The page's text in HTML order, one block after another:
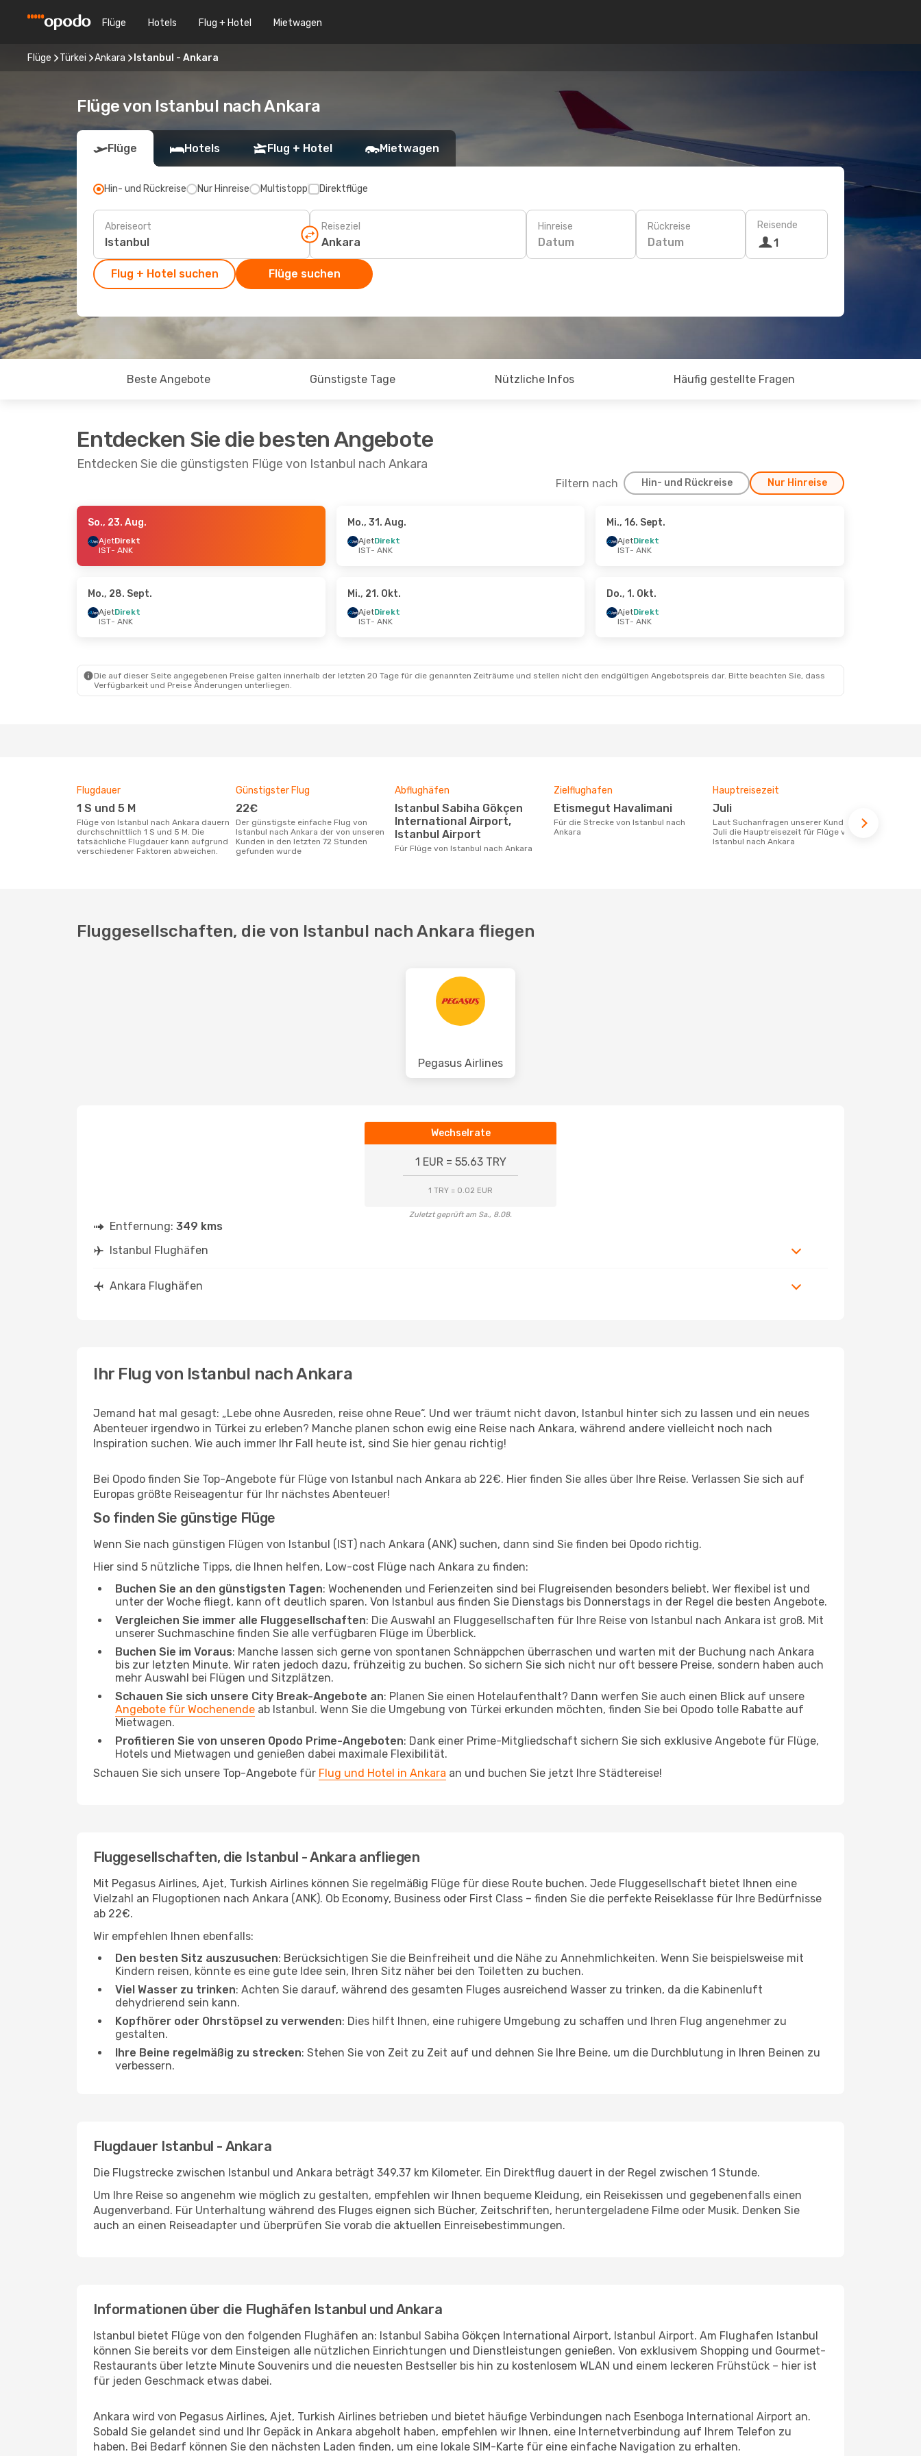
Flüge Hotels Flug + Hotel Mietwagen
Flüge Türkei Ankara Istanbul - Ankara
Flüge von Istanbul nach Ankara
Flüge Hotels Flug + Hotel Mietwagen
Hin- und Rückreise Nur Hinreise Multistopp Direktflüge
Abreiseort Reiseziel Hinreise
Datum
Rückreise
Datum
Reisende
1
Flug + Hotel suchen Flüge suchen
Beste Angebote Günstigste Tage Nützliche Infos Häufig gestellte Fragen
Entdecken Sie die besten Angebote
Entdecken Sie die günstigsten Flüge von Istanbul nach Ankara
Filtern nach Hin- und Rückreise Nur Hinreise
- So., 30. Aug.
Direkt
- Do., 20. Aug. - Mo., 7. Sept.
- Mo., 28. Sept. - Mi., 21. Okt.
ANK
- IST
- Fr., 9. Okt.
ANK- IST
So., 23. Aug.
AjetDirekt
IST- ANK
Mo., 31. Aug.
AjetDirekt
IST- ANK
Mi., 16. Sept.
AjetDirekt
IST- ANK
Mo., 28. Sept.
AjetDirekt
IST- ANK
Mi., 21. Okt.
AjetDirekt
IST- ANK
Do., 1. Okt.
AjetDirekt
IST- ANK
Die auf dieser Seite angegebenen Preise galten innerhalb der letzten 20 Tage für die genannten Zeiträume und stellen nicht den endgültigen Angebotspreis dar. Bitte beachten Sie, dass
Verfügbarkeit und Preise Änderungen unterliegen.
Flugdauer
1 S und 5 M
Flüge von Istanbul nach Ankara dauern
durchschnittlich 1 S und 5 M. Die
tatsächliche Flugdauer kann aufgrund
verschiedener Faktoren abweichen.
Günstigster Flug
22€
Der günstigste einfache Flug von
Istanbul nach Ankara der von unseren
Kunden in den letzten 72 Stunden
gefunden wurde
Abflughäfen
Istanbul Sabiha Gökçen
International Airport,
Istanbul Airport
Für Flüge von Istanbul nach Ankara
Zielflughafen
Etismegut Havalimani
Für die Strecke von Istanbul nach
Ankara
Hauptreisezeit
Juli
Laut Suchanfragen unserer Kunden ist
Juli die Hauptreisezeit für Flüge von
Istanbul nach Ankara
Fluggesellschaften, die von Istanbul nach Ankara fliegen
Pegasus Airlines
Wechselrate
1 EUR = 55.63 TRY
1 TRY = 0.02 EUR
Zuletzt geprüft am Sa., 8.08.
Entfernung: 349 kms
Istanbul Flughäfen
Ankara Flughäfen
Ihr Flug von Istanbul nach Ankara
Jemand hat mal gesagt: „Lebe ohne Ausreden, reise ohne Reue“. Und wer träumt nicht davon, Istanbul hinter sich zu lassen und ein neues
Abenteuer irgendwo in Türkei zu erleben? Manche planen schon ewig eine Reise nach Ankara, während andere vielleicht noch nach
Inspiration suchen. Wie auch immer Ihr Fall heute ist, sind Sie hier genau richtig!
Bei Opodo finden Sie Top-Angebote für Flüge von Istanbul nach Ankara ab 22€. Hier finden Sie alles über Ihre Reise. Verlassen Sie sich auf
Europas größte Reiseagentur für Ihr nächstes Abenteuer!
So finden Sie günstige Flüge
Wenn Sie nach günstigen Flügen von Istanbul (IST) nach Ankara (ANK) suchen, dann sind Sie finden bei Opodo richtig.
Hier sind 5 nützliche Tipps, die Ihnen helfen, Low-cost Flüge nach Ankara zu finden:
Buchen Sie an den günstigsten Tagen: Wochenenden und Ferienzeiten sind bei Flugreisenden besonders beliebt. Wer flexibel ist und
unter der Woche fliegt, kann oft deutlich sparen. Von Istanbul aus finden Sie Dienstags bis Donnerstags in der Regel die besten Angebote.
Vergleichen Sie immer alle Fluggesellschaften: Die Auswahl an Fluggesellschaften für Ihre Reise von Istanbul nach Ankara ist groß. Mit
unserer Suchmaschine finden Sie alle verfügbaren Flüge im Überblick.
Buchen Sie im Voraus: Manche lassen sich gerne von spontanen Schnäppchen überraschen und warten mit der Buchung nach Ankara
bis zur letzten Minute. Wir raten jedoch dazu, frühzeitig zu buchen. So sichern Sie sich nicht nur oft bessere Preise, sondern haben auch
mehr Auswahl bei Flügen und Sitzplätzen.
Schauen Sie sich unsere City Break-Angebote an: Planen Sie einen Hotelaufenthalt? Dann werfen Sie auch einen Blick auf unsere
Angebote für Wochenende ab Istanbul. Wenn Sie die Umgebung von Türkei erkunden möchten, finden Sie bei Opodo tolle Rabatte auf
Mietwagen.
Profitieren Sie von unseren Opodo Prime-Angeboten: Dank einer Prime-Mitgliedschaft sichern Sie sich exklusive Angebote für Flüge,
Hotels und Mietwagen und genießen dabei maximale Flexibilität.
Schauen Sie sich unsere Top-Angebote für Flug und Hotel in Ankara an und buchen Sie jetzt Ihre Städtereise!
Fluggesellschaften, die Istanbul - Ankara anfliegen
Mit Pegasus Airlines, Ajet, Turkish Airlines können Sie regelmäßig Flüge für diese Route buchen. Jede Fluggesellschaft bietet Ihnen eine
Vielzahl an Flugoptionen nach Ankara (ANK). Ob Economy, Business oder First Class – finden Sie die perfekte Reiseklasse für Ihre Bedürfnisse
ab 22€.
Wir empfehlen Ihnen ebenfalls:
Den besten Sitz auszusuchen: Berücksichtigen Sie die Beinfreiheit und die Nähe zu Annehmlichkeiten. Wenn Sie beispielsweise mit
Kindern reisen, könnte es eine gute Idee sein, Ihren Sitz näher bei den Toiletten zu buchen.
Viel Wasser zu trinken: Achten Sie darauf, während des gesamten Fluges ausreichend Wasser zu trinken, da die Kabinenluft
dehydrierend sein kann.
Kopfhörer oder Ohrstöpsel zu verwenden: Dies hilft Ihnen, eine ruhigere Umgebung zu schaffen und Ihren Flug angenehmer zu
gestalten.
Ihre Beine regelmäßig zu strecken: Stehen Sie von Zeit zu Zeit auf und dehnen Sie Ihre Beine, um die Durchblutung in Ihren Beinen zu
verbessern.
Flugdauer Istanbul - Ankara
Die Flugstrecke zwischen Istanbul und Ankara beträgt 349,37 km Kilometer. Ein Direktflug dauert in der Regel zwischen 1 Stunde.
Um Ihre Reise so angenehm wie möglich zu gestalten, empfehlen wir Ihnen bequeme Kleidung, ein Reisekissen und gegebenenfalls einen
Augenverband. Für Unterhaltung während des Fluges eignen sich Bücher, Zeitschriften, heruntergeladene Filme oder Musik. Denken Sie
auch an einen Reiseadapter und überprüfen Sie vorab die aktuellen Einreisebestimmungen.
Informationen über die Flughäfen Istanbul und Ankara
Istanbul bietet Flüge von den folgenden Flughäfen an: Istanbul Sabiha Gökçen International Airport, Istanbul Airport. Am Flughafen Istanbul
können Sie bereits vor dem Einsteigen alle nützlichen Einrichtungen und Dienstleistungen genießen. Von exklusivem Shopping und Gourmet-
Restaurants über letzte Minute Souvenirs und die neuesten Bestseller bis hin zu kostenlosem WLAN und einem leckeren Frühstück – hier ist
für jeden Geschmack etwas dabei.
Ankara wird von Pegasus Airlines, Ajet, Turkish Airlines betrieben und bietet häufige Verbindungen nach Esenboga International Airport an.
Sobald Sie gelandet sind und Ihr Gepäck in Ankara abgeholt haben, empfehlen wir Ihnen, eine Internetverbindung auf Ihrem Telefon zu
haben. Bei Bedarf können Sie den nächsten Laden finden, um eine lokale SIM-Karte für eine einfache Navigation zu erhalten.